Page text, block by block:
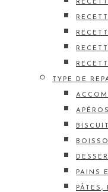
TYPE DE
PAINS
PÂTES,